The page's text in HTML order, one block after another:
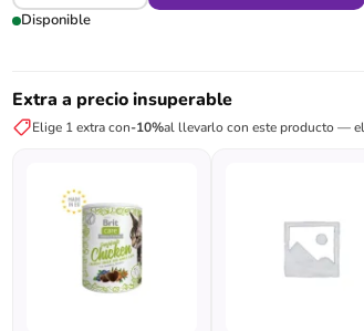
Disponible
Extra a precio insuperable
Elige 1 extra con-10%al llevarlo con este producto —